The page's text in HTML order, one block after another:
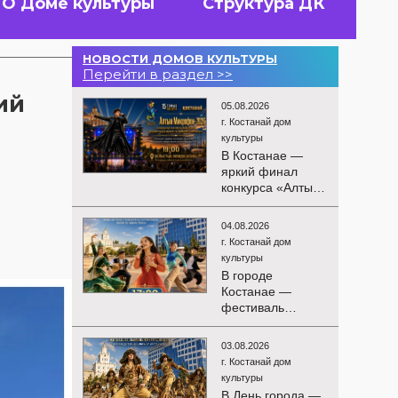
НОВОСТИ ДОМОВ КУЛЬТУРЫ
Перейти в раздел >>
05.08.2026
г. Костанай дом
культуры
В Костанае —
яркий финал
конкурса «Алтын
Микрофон-2026»!
15 августа
состоятся
церемония
награждения
победителей и
гала-концерт
Международного
конкурса
вокалистов! Вас
ждут яркие
выступления
04.08.2026
г. Костанай дом
культуры
В городе
Костанае —
фестиваль
детского
творчества
«Алтын дән»! 15
августа на
площади
03.08.2026
г. Костанай дом
культуры